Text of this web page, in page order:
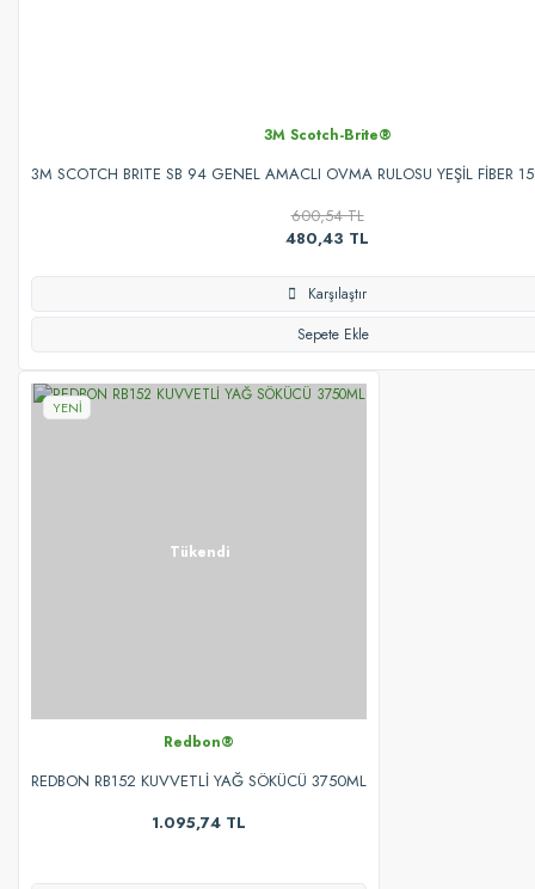
3M Scotch-Brite®
3M SCOTCH BRITE SB 94 GENEL AMACLI OVMA RULOSU YEŞİL FİBER
600,54 TL
480,43 TL
Karşılaştır
Sepete Ekle
YENİ
Tükendi
Redbon®
REDBON RB152 KUVVETLİ YAĞ SÖKÜCÜ 3750ML
1.095,74 TL